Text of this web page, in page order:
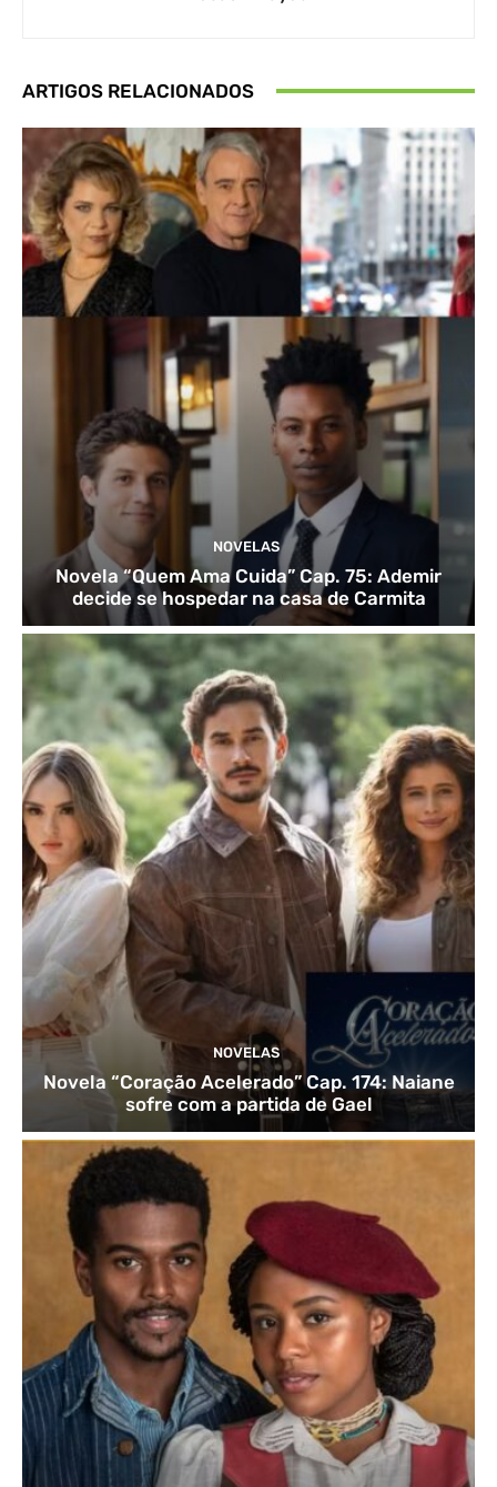
ARTIGOS RELACIONADOS
NOVELAS
Novela “Quem Ama Cuida” Cap. 75: Ademir
decide se hospedar na casa de Carmita
NOVELAS
Novela “Coração Acelerado” Cap. 174: Naiane
sofre com a partida de Gael